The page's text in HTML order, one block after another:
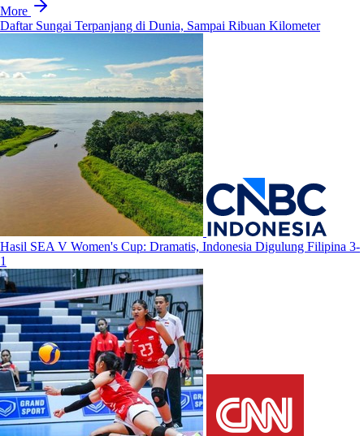
More
Daftar Sungai Terpanjang di Dunia, Sampai Ribuan Kilometer
Hasil SEA V Women's Cup: Dramatis, Indonesia Digulung Filipina 3-
1